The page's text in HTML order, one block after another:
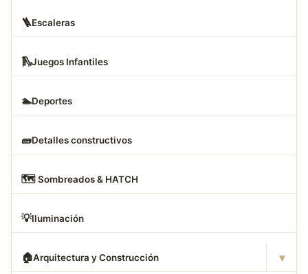
🪜Escaleras
🛝Juegos Infantiles
🏊Deportes
🧱Detalles constructivos
🗺️ Sombreados & HATCH
💡Iluminación
🏠Arquitectura y Construcción ▾